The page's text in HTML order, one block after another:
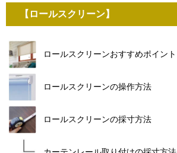
【ロールスクリーン】
ロールスクリーンおすすめポイント
ロールスクリーンの操作方法
ロールスクリーンの採寸方法